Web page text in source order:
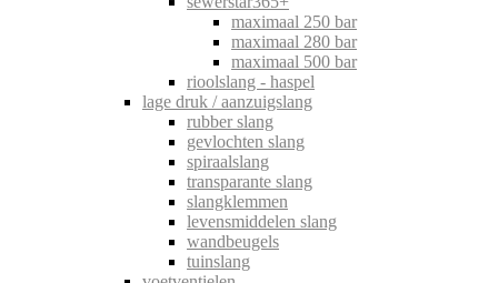
maximaal 250 bar
maximaal 280 bar
maximaal 500 bar
rioolslang - haspel
lage druk / aanzuigslang
rubber slang
gevlochten slang
spiraalslang
transparante slang
slangklemmen
levensmiddelen slang
wandbeugels
tuinslang